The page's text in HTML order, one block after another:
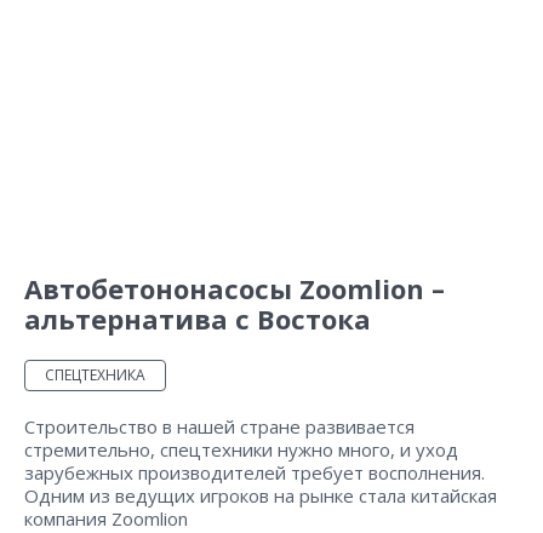
Автобетононасосы Zoomlion –
альтернатива с Востока
СПЕЦТЕХНИКА
Строительство в нашей стране развивается
стремительно, спецтехники нужно много, и уход
зарубежных производителей требует восполнения.
Одним из ведущих игроков на рынке стала китайская
компания Zoomlion